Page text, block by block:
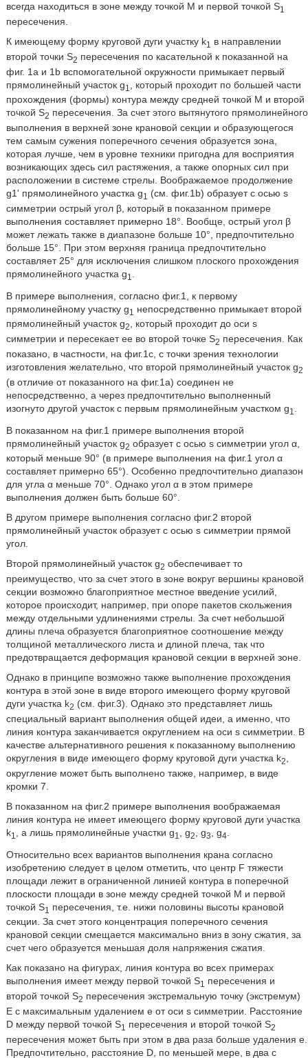
всегда находиться в зоне между точкой М и первой точкой S1
пересечения.
К имеющему форму круговой дуги участку k1
в направлении
второй точки S2 пересечения по касательной к показанной на
фиг. 1а и 1b вспомогательной окружности примыкает первый
прямолинейный участок g1
, который проходит по большей части
прохождения (формы) контура между средней точкой М и второй
точкой S2 пересечения. За счет этого вытянутого прямолинейного
выполнения в верхней зоне крановой секции и образующегося
тем самым сужения поперечного сечения образуется зона,
которая лучше, чем в уровне техники пригодна для восприятия
возникающих здесь сил растяжения, а также опорных сил при
расположении в системе стрелы. Воображаемое продолжение
g1' прямолинейного участка g1
(см. фиг.1b) образует с осью s
симметрии острый угол β, который в показанном примере
выполнения составляет примерно 18°. Вообще, острый угол β
может лежать также в диапазоне больше 10°, предпочтительно
больше 15°. При этом верхняя граница предпочтительно
составляет 25° для исключения слишком плоского прохождения
прямолинейного участка g1
В примере выполнения, согласно фиг.1, к первому
прямолинейному участку g1
непосредственно примыкает второй
прямолинейный участок g2, который проходит до оси s
симметрии и пересекает ее во второй точке S2 пересечения. Как
показано, в частности, на фиг.1с, с точки зрения технологии
изготовления желательно, что второй прямолинейный участок g2
(в отличие от показанного на фиг.1а) соединен не
непосредственно, а через предпочтительно выполненный
изогнуто другой участок с первым прямолинейным участком g1
В показанном на фиг.1 примере выполнения второй
прямолинейный участок g2 образует с осью s симметрии угол α,
который меньше 90° (в примере выполнения на фиг.1 угол α
составляет примерно 65°). Особенно предпочтительно диапазон
для угла α меньше 70°. Однако угол α в этом примере
выполнения должен быть больше 60°.
В другом примере выполнения согласно фиг.2 второй
прямолинейный участок образует с осью s симметрии прямой
угол.
Второй прямолинейный участок g2 обеспечивает то
преимущество, что за счет этого в зоне вокруг вершины крановой
секции возможно благоприятное местное введение усилий,
которое происходит, например, при опоре пакетов скольжения
между отдельными удлинениями стрелы. За счет небольшой
длины плеча образуется благоприятное соотношение между
толщиной металлического листа и длиной плеча, так что
предотвращается деформация крановой секции в верхней зоне.
Однако в принципе возможно также выполнение прохождения
контура в этой зоне в виде второго имеющего форму круговой
дуги участка k2 (см. фиг.3). Однако это представляет лишь
специальный вариант выполнения общей идеи, а именно, что
линия контура заканчивается округлением на оси s симметрии. В
качестве альтернативного решения к показанному выполнению
округления в виде имеющего форму круговой дуги участка k2
округление может быть выполнено также, например, в виде
кромки 7.
В показанном на фиг.2 примере выполнения воображаемая
линия контура не имеет имеющего форму круговой дуги участка
k1 , а лишь прямолинейные участки g1 , g2 , g3 , g4
Относительно всех вариантов выполнения крана согласно
изобретению следует в целом отметить, что центр F тяжести
площади лежит в ограниченной линией контура в поперечной
плоскости площади в зоне между средней точкой М и первой
точкой S1
пересечения, т.е. нижи половины высоты крановой
секции. За счет этого концентрация поперечного сечения
крановой секции смещается максимально вниз в зону сжатия, за
счет чего образуется меньшая доля напряжения сжатия.
Как показано на фигурах, линия контура во всех примерах
выполнения имеет между первой точкой S1
пересечения и
второй точкой S2 пересечения экстремальную точку (экстремум)
Е с максимальным удалением е от оси s симметрии. Расстояние
D между первой точкой S1 пересечения и второй точкой S2
пересечения может быть при этом в два раза больше удаления е.
Предпочтительно, расстояние D, по меньшей мере, в два с